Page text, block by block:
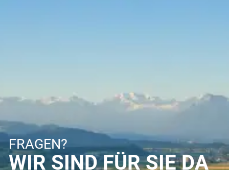
FRAGEN?
WIR SIND FÜR SIE DA